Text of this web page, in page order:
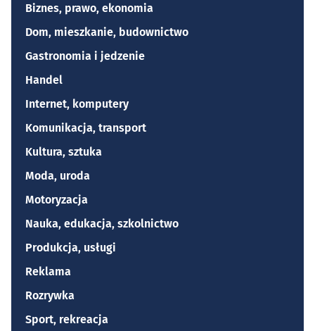
Biznes, prawo, ekonomia
Dom, mieszkanie, budownictwo
Gastronomia i jedzenie
Handel
Internet, komputery
Komunikacja, transport
Kultura, sztuka
Moda, uroda
Motoryzacja
Nauka, edukacja, szkolnictwo
Produkcja, usługi
Reklama
Rozrywka
Sport, rekreacja